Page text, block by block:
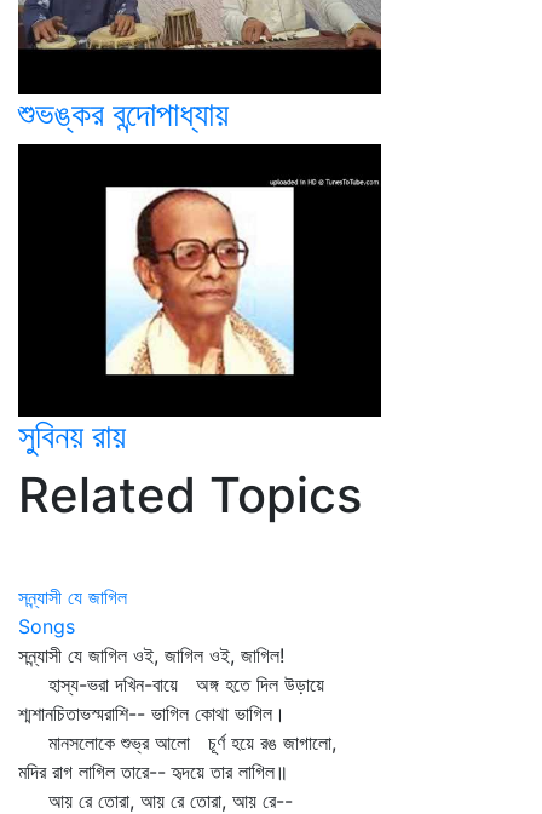
শুভঙ্কর বন্দোপাধ্যায়
সুবিনয় রায়
Related Topics
সন্ন্যাসী যে জাগিল
Songs
সন্ন্যাসী যে জাগিল ওই, জাগিল ওই, জাগিল!
হাস্য-ভরা দখিন-বায়ে অঙ্গ হতে দিল উড়ায়ে
শ্মশানচিতাভস্মরাশি-- ভাগিল কোথা ভাগিল।
মানসলোকে শুভ্র আলো চূর্ণ হয়ে রঙ জাগালো,
মদির রাগ লাগিল তারে-- হৃদয়ে তার লাগিল॥
আয় রে তোরা, আয় রে তোরা, আয় রে--